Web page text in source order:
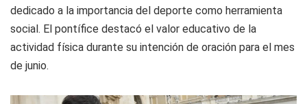
dedicado a la importancia del deporte como herramienta
social. El pontífice destacó el valor educativo de la
actividad física durante su intención de oración para el mes
de junio.